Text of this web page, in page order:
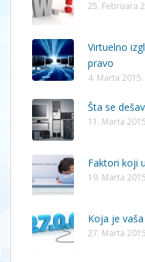
25. Februara
Virtuelno
pravo
4. Marta 2015.
Šta se
11. Marta
Faktori koji
19. Marta
Koja je
27. Marta